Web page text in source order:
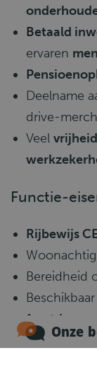
Betaald
ervaren
Deelname
drive-
Veel vrijheid
Functie-
Rijbewijs
Bereidheid
feestdagen
Zelfstandig